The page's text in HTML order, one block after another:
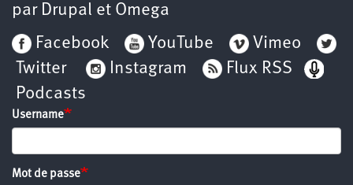
par Drupal et Omega
Facebook
YouTube
Vimeo
Twitter
Instagram
Flux RSS
Podcasts
Username
Mot de passe